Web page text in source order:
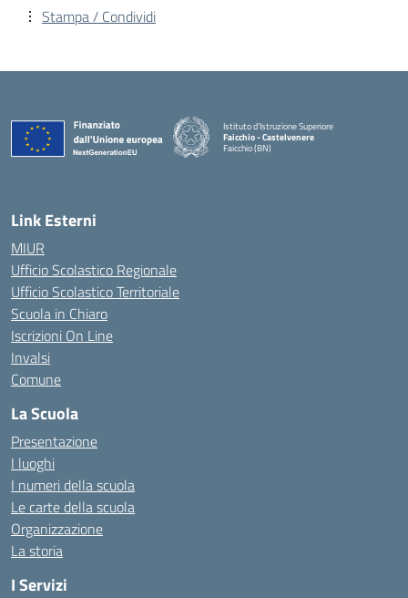
Stampa / Condividi
Istituto d'Istruzione Superiore
Faicchio - Castelvenere
Faicchio (BN)
Link Esterni
MIUR
Ufficio Scolastico Regionale
Ufficio Scolastico Territoriale
Scuola in Chiaro
Iscrizioni On Line
Invalsi
Comune
La Scuola
Presentazione
I luoghi
I numeri della scuola
Le carte della scuola
Organizzazione
La storia
I Servizi